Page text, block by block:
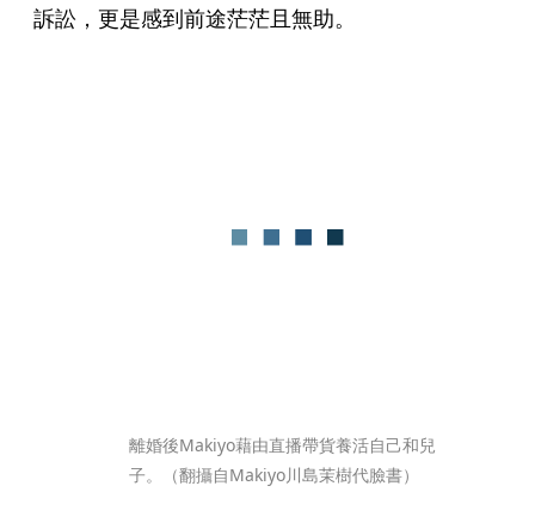
訴訟，更是感到前途茫茫且無助。
離婚後Makiyo藉由直播帶貨養活自己和兒
子。（翻攝自Makiyo川島茉樹代臉書）